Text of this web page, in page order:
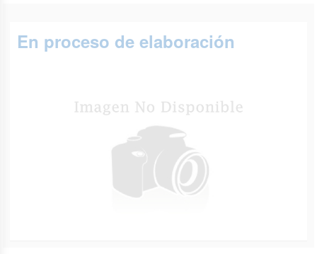
En proceso de elaboración